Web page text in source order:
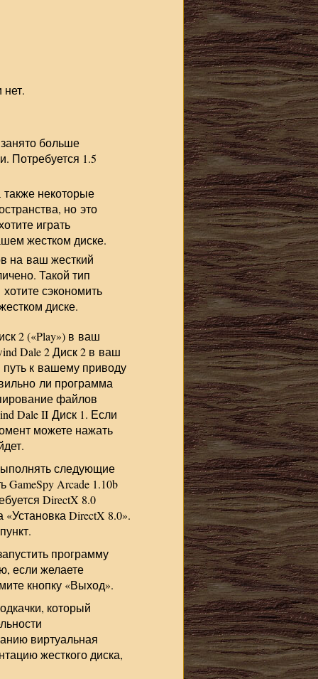
больше
Потребуется 1.5
некоторые
но это
играть
жестком диске.
на ваш жесткий
Такой тип
сэкономить
диске.
2 («Play») в ваш
Dale 2 Диск 2 в ваш
путь к вашему приводу
ли программа
файлов
Dale II Диск 1. Если
можете нажать
следующие
Arcade 1.10b
DirectX 8.0
DirectX 8.0».
программу
если желаете
кнопку «Выход».
который
виртуальная
жесткого диска,